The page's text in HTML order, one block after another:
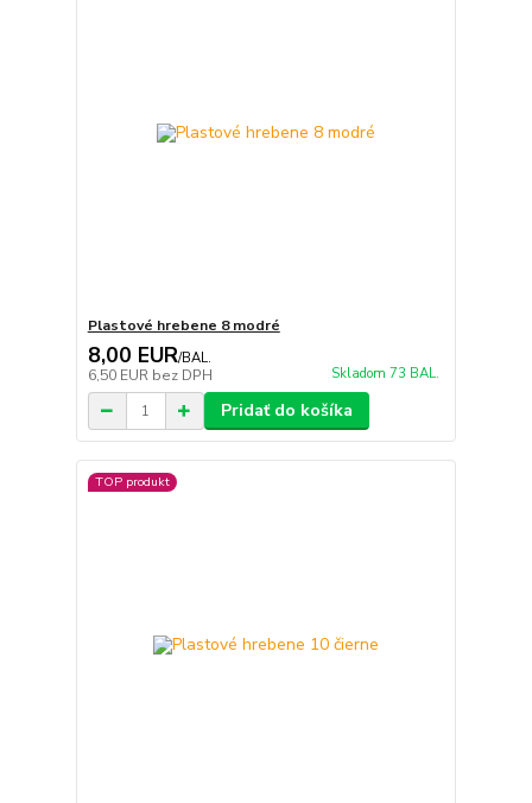
Plastové hrebene 8 modré
8,00 EUR/BAL.
6,50 EUR bez DPH Skladom 73 BAL.
Pridať do košíka
TOP produkt